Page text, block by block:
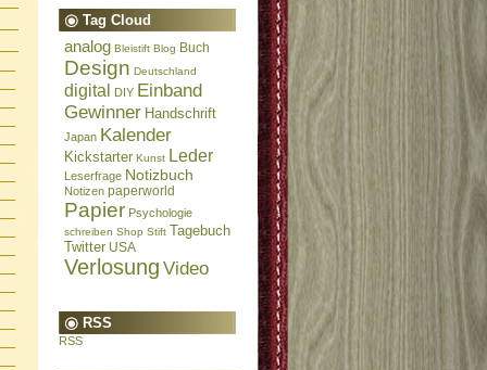
Tag Cloud
analog Bleistift Blog Buch
Design Deutschland
digital DIY Einband
Gewinner Handschrift
Japan Kalender
Kickstarter Kunst Leder
Leserfrage Notizbuch
Notizen paperworld
Papier Psychologie
schreiben Shop Stift Tagebuch
Twitter USA
Verlosung Video
RSS
RSS